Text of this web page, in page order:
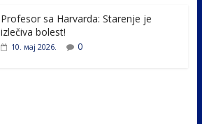
Profesor sa Harvarda: Starenje je
izlečiva bolest!
10. мај 2026. 0